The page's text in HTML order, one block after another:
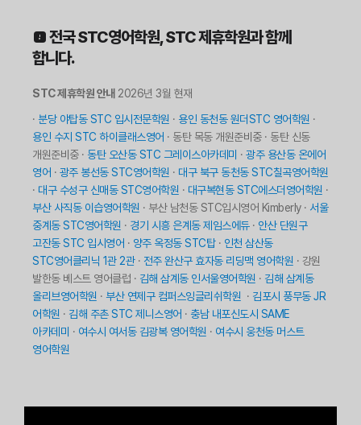
 전국 STC영어학원, STC 제휴학원과 함께
합니다.
STC 제휴학원 안내 2026년 3월 현재
· 분당 야탑동 STC 입시전문학원 · 용인 동천동 원더STC 영어학원 ·
용인 수지 STC 하이클래스영어 · 동탄 목동 개원준비중 · 동탄 신동
개원준비중 · 동탄 오산동 STC 그레이스아카데미 · 광주 용산동 온에어
영어 · 광주 봉선동 STC영어학원 · 대구 북구 동천동 STC칠곡영어학원
· 대구 수성구 신매동 STC영어학원 · 대구복현동 STC에스더영어학원 ·
부산 사직동 이습영어학원 · 부산 남천동 STC입시영어 Kimberly · 서울
중계동 STC영어학원 · 경기 시흥 은계동 제임스에듀· 안산 단원구
고잔동 STC 입시영어 · 양주 옥정동 STC탑· 인천 삼산동
STC영어클리닉 1관 2관· 전주 완산구 효자동 리딩맥 영어학원 · 강원
발한동 베스트 영어클럽 · 김해 삼계동 인서울영어학원 · 김해 삼계동
올리브영어학원 · 부산 연제구 컴퍼스잉글리쉬학원 · 김포시 풍무동 JR
어학원 · 김해 주촌 STC 제니스영어 · 충남 내포신도시 SAME
아카데미 · 여수시 여서동 김광복 영어학원 · 여수시 웅천동 머스트
영어학원